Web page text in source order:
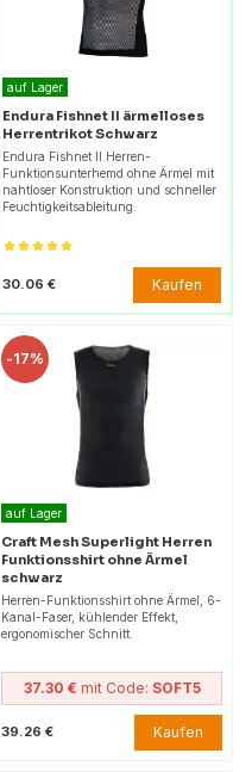
auf Lager
Endura Fishnet II ärmelloses
Herrentrikot Schwarz
Endura Fishnet II Herren-
Funktionsunterhemd ohne Ärmel mit
nahtloser Konstruktion und schneller
Feuchtigkeitsableitung.
30.06 € Kaufen
-17%
auf Lager
Craft Mesh Superlight Herren
Funktionsshirt ohne Ärmel
schwarz
Herren-Funktionsshirt ohne Ärmel, 6-
Kanal-Faser, kühlender Effekt,
ergonomischer Schnitt.
37.30 € mit Code: SOFT5
39.26 € Kaufen